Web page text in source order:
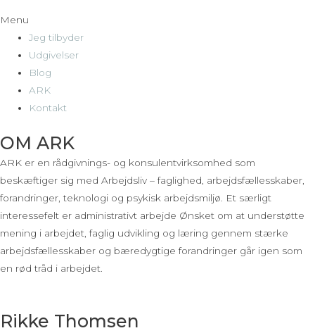
Menu
Jeg tilbyder
Udgivelser
Blog
ARK
Kontakt
OM ARK​
ARK er en rådgivnings- og konsulentvirksomhed som
beskæftiger sig med Arbejdsliv – faglighed, arbejdsfællesskaber,
forandringer, teknologi og psykisk arbejdsmiljø. Et særligt
interessefelt er administrativt arbejde Ønsket om at understøtte
mening i arbejdet, faglig udvikling og læring gennem stærke
arbejdsfællesskaber og bæredygtige forandringer går igen som
en rød tråd i arbejdet.
Rikke Thomsen